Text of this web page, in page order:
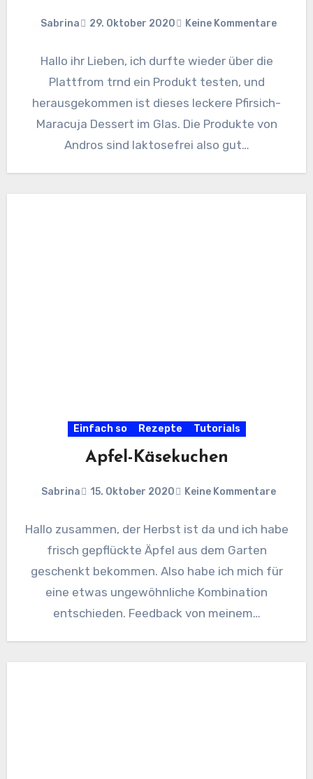
Sabrina 29. Oktober 2020 Keine Kommentare
Hallo ihr Lieben, ich durfte wieder über die
Plattfrom trnd ein Produkt testen, und
herausgekommen ist dieses leckere Pfirsich-
Maracuja Dessert im Glas. Die Produkte von
Andros sind laktosefrei also gut…
Einfach so Rezepte Tutorials
Apfel-Käsekuchen
Sabrina 15. Oktober 2020 Keine Kommentare
Hallo zusammen, der Herbst ist da und ich habe
frisch gepflückte Äpfel aus dem Garten
geschenkt bekommen. Also habe ich mich für
eine etwas ungewöhnliche Kombination
entschieden. Feedback von meinem…